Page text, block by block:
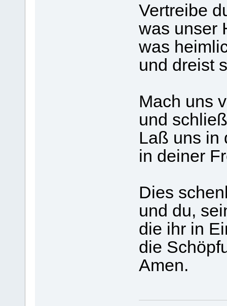
Vertreibe
was unser
was
und dreist
Mach uns
und
Laß uns in
in deiner
Dies
und du,
die ihr in
die
Amen.